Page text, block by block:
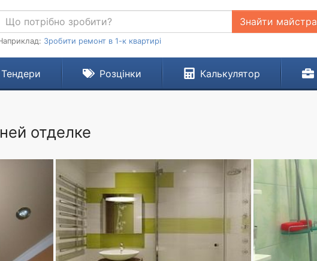
Знайти майстра
Зробити ремонт в 1-к квартирі
Тендери Розцінки Калькулятор
отделке